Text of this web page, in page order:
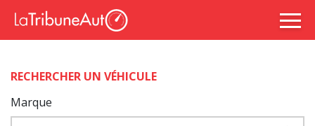
RECHERCHER UN VÉHICULE
Marque